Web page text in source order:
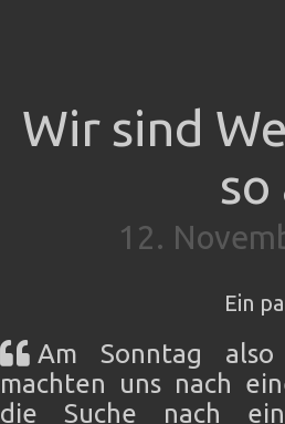
Wir sind
12.
Ein
Am Sonntag
machten uns nach
die Suche nach